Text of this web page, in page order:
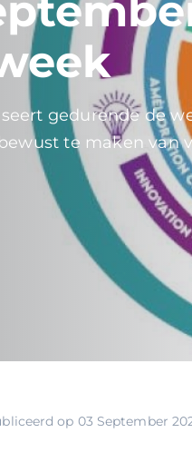
gedurende de
te maken van
op 03 September